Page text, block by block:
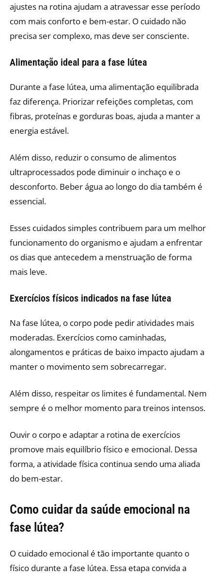
ajustes na rotina ajudam a atravessar esse período
com mais conforto e bem-estar. O cuidado não
precisa ser complexo, mas deve ser consciente.
Alimentação ideal para a fase lútea
Durante a fase lútea, uma alimentação equilibrada
faz diferença. Priorizar refeições completas, com
fibras, proteínas e gorduras boas, ajuda a manter a
energia estável.
Além disso, reduzir o consumo de alimentos
ultraprocessados pode diminuir o inchaço e o
desconforto. Beber água ao longo do dia também é
essencial.
Esses cuidados simples contribuem para um melhor
funcionamento do organismo e ajudam a enfrentar
os dias que antecedem a menstruação de forma
mais leve.
Exercícios físicos indicados na fase lútea
Na fase lútea, o corpo pode pedir atividades mais
moderadas. Exercícios como caminhadas,
alongamentos e práticas de baixo impacto ajudam a
manter o movimento sem sobrecarregar.
Além disso, respeitar os limites é fundamental. Nem
sempre é o melhor momento para treinos intensos.
Ouvir o corpo e adaptar a rotina de exercícios
promove mais equilíbrio físico e emocional. Dessa
forma, a atividade física continua sendo uma aliada
do bem-estar.
Como cuidar da saúde emocional na
fase lútea?
O cuidado emocional é tão importante quanto o
físico durante a fase lútea. Essa etapa convida a